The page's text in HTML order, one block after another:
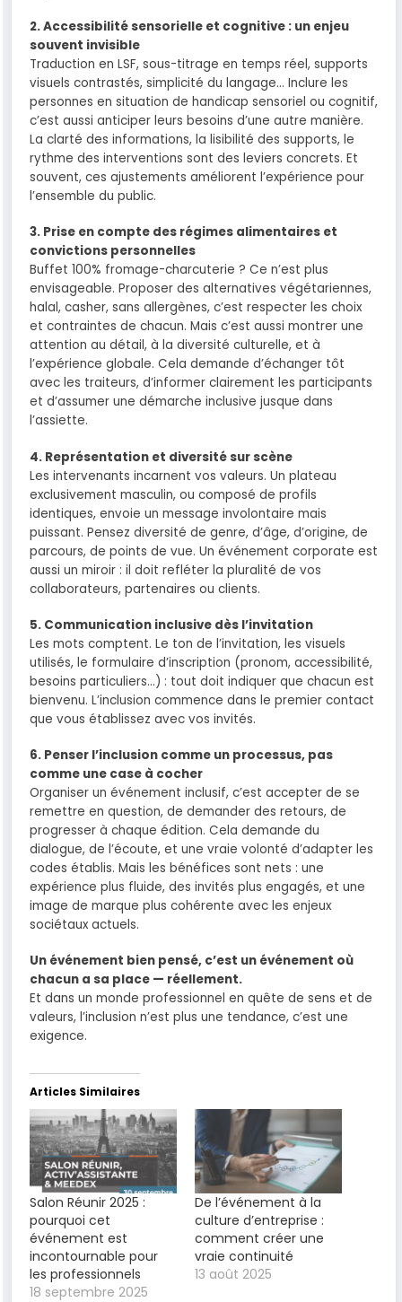
2. Accessibilité sensorielle et cognitive : un enjeu
souvent invisible
Traduction en LSF, sous-titrage en temps réel, supports
visuels contrastés, simplicité du langage… Inclure les
personnes en situation de handicap sensoriel ou cognitif,
c’est aussi anticiper leurs besoins d’une autre manière.
La clarté des informations, la lisibilité des supports, le
rythme des interventions sont des leviers concrets. Et
souvent, ces ajustements améliorent l’expérience pour
l’ensemble du public.
3. Prise en compte des régimes alimentaires et
convictions personnelles
Buffet 100% fromage-charcuterie ? Ce n’est plus
envisageable. Proposer des alternatives végétariennes,
halal, casher, sans allergènes, c’est respecter les choix
et contraintes de chacun. Mais c’est aussi montrer une
attention au détail, à la diversité culturelle, et à
l’expérience globale. Cela demande d’échanger tôt
avec les traiteurs, d’informer clairement les participants
et d’assumer une démarche inclusive jusque dans
l’assiette.
4. Représentation et diversité sur scène
Les intervenants incarnent vos valeurs. Un plateau
exclusivement masculin, ou composé de profils
identiques, envoie un message involontaire mais
puissant. Pensez diversité de genre, d’âge, d’origine, de
parcours, de points de vue. Un événement corporate est
aussi un miroir : il doit refléter la pluralité de vos
collaborateurs, partenaires ou clients.
5. Communication inclusive dès l’invitation
Les mots comptent. Le ton de l’invitation, les visuels
utilisés, le formulaire d’inscription (pronom, accessibilité,
besoins particuliers…) : tout doit indiquer que chacun est
bienvenu. L’inclusion commence dans le premier contact
que vous établissez avec vos invités.
6. Penser l’inclusion comme un processus, pas
comme une case à cocher
Organiser un événement inclusif, c’est accepter de se
remettre en question, de demander des retours, de
progresser à chaque édition. Cela demande du
dialogue, de l’écoute, et une vraie volonté d’adapter les
codes établis. Mais les bénéfices sont nets : une
expérience plus fluide, des invités plus engagés, et une
image de marque plus cohérente avec les enjeux
sociétaux actuels.
Un événement bien pensé, c’est un événement où
chacun a sa place — réellement.
Et dans un monde professionnel en quête de sens et de
valeurs, l’inclusion n’est plus une tendance, c’est une
exigence.
Articles Similaires
Salon Réunir 2025 :
pourquoi cet
événement est
incontournable pour
les professionnels
18 septembre 2025
De l’événement à la
culture d’entreprise :
comment créer une
vraie continuité
13 août 2025